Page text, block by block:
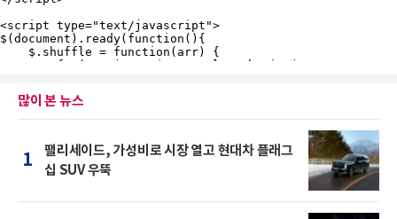
많이 본 뉴스
1
팰리세이드, 가성비로 시장 열고 현대차 플래그
십 SUV 우뚝